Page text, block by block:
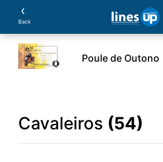
‹
Back
Poule de Outono
Cavaleiros (54)